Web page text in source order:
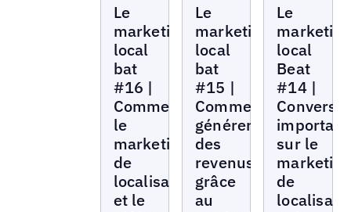
Marketing
Beat
Le
marketing
local
bat
#16 |
Comment
le
marketing
de
localisation
et le
Marketing
Beat
Le
marketing
local
bat
#15 |
Comment
générer
des
revenus
grâce
au
Marketing
Beat
Le
local
Beat
#14 |
sur le
de